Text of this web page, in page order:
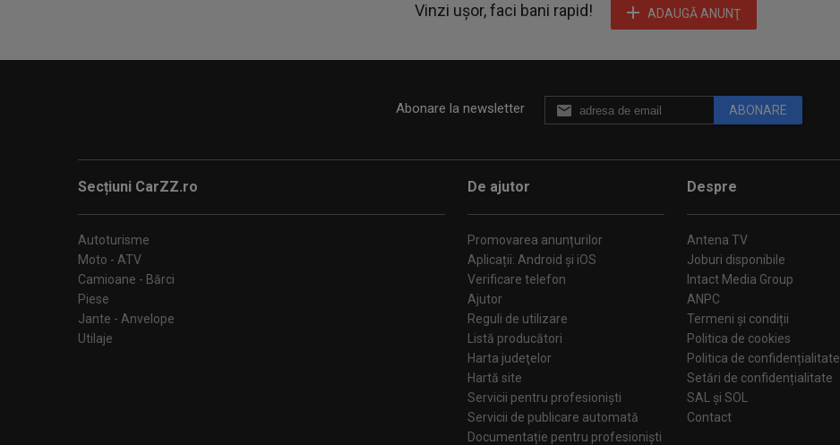
Vinzi ușor, faci bani rapid! ADAUGĂ ANUNŢ
Abonare la newsletter ABONARE
Secțiuni CarZZ.ro
Autoturisme
Moto - ATV
Camioane - Bărci
Piese
Jante - Anvelope
Utilaje
De ajutor
Promovarea anunțurilor
Aplicații: Android și iOS
Verificare telefon
Ajutor
Reguli de utilizare
Listă producători
Harta judeţelor
Hartă site
Servicii pentru profesioniști
Servicii de publicare automată
Documentație pentru profesioniști
Despre
Antena TV
Joburi disponibile
Intact Media Group
ANPC
Termeni și condiții
Politica de cookies
Politica de confidențialitate
Setări de confidențialitate
SAL și SOL
Contact